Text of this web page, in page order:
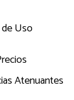
Uso
Atenuantes